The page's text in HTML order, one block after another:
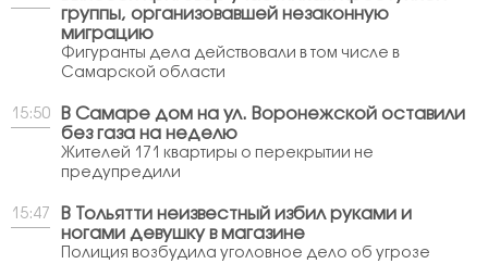
группы, организовавшей незаконную
миграцию
Фигуранты дела действовали в том числе в
Самарской области
15:50
В Самаре дом на ул. Воронежской оставили
без газа на неделю
Жителей 171 квартиры о перекрытии не
предупредили
15:47
В Тольятти неизвестный избил руками и
ногами девушку в магазине
Полиция возбудила уголовное дело об угрозе